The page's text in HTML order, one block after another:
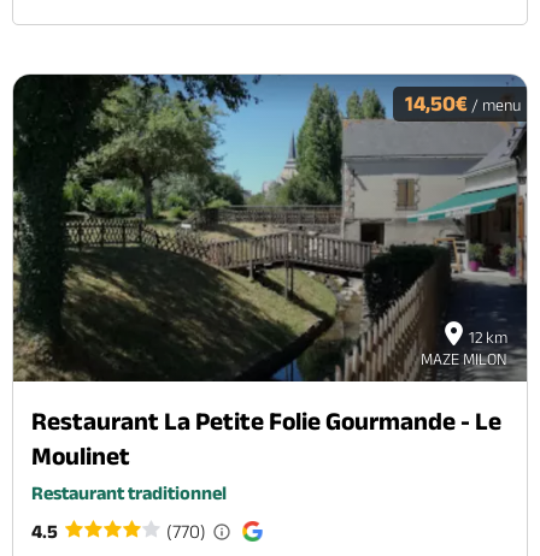
12 km
MAZE MILON
14,50€ / menu
Restaurant La Petite Folie Gourmande - Le
Moulinet
Restaurant traditionnel
4.5
(770)